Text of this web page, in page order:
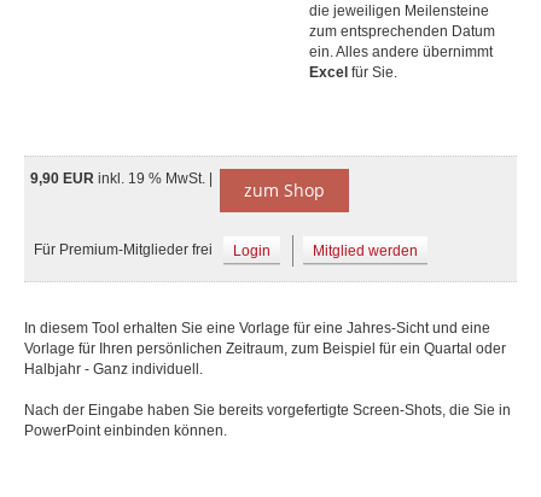
die jeweiligen Meilensteine
zum entsprechenden Datum
ein. Alles andere übernimmt
Excel für Sie.
9,90 EUR inkl. 19 % MwSt. | zum Shop
Für Premium-Mitglieder frei Login Mitglied werden
In diesem Tool erhalten Sie eine Vorlage für eine Jahres-Sicht und eine
Vorlage für Ihren persönlichen Zeitraum, zum Beispiel für ein Quartal oder
Halbjahr - Ganz individuell.
Nach der Eingabe haben Sie bereits vorgefertigte Screen-Shots, die Sie in
PowerPoint einbinden können.